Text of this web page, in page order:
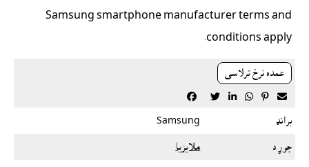
Samsung smartphone manufacturer terms and
conditions apply.
عمده نرخ ترلاسى
     
برانډ Samsung
جوړ د ملايزيا